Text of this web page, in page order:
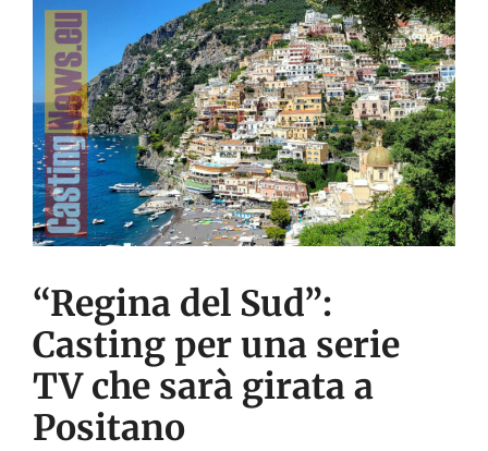
“Regina del Sud”:
Casting per una serie
TV che sarà girata a
Positano